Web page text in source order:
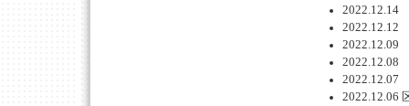
2022.12.14
2022.12.12
2022.12.09
2022.12.08
2022.12.07
2022.12.06